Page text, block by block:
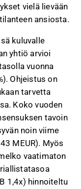
vielä lievään
ansiosta.
kuluvalle
yhtiö arvioi
vuonna
Ohjeistus on
tarvetta
Koko vuoden
tavoin
noin viime
MEUR). Myös
vaatimaton
1,4x) hinnoiteltu